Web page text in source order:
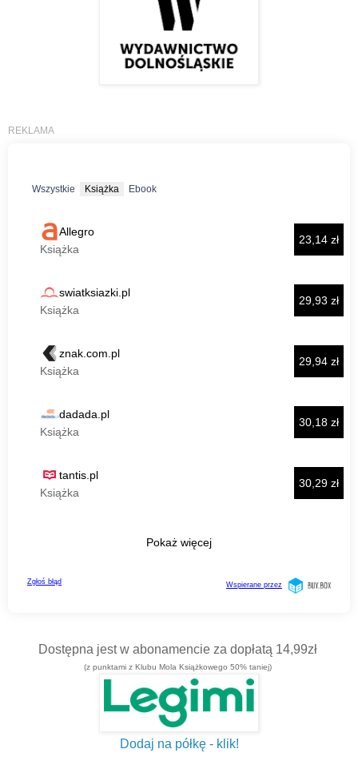
Dostępna jest w abonamencie za dopłatą 14,99zł
(z punktami z Klubu Mola Książkowego 50% taniej)
Dodaj na półkę - klik!